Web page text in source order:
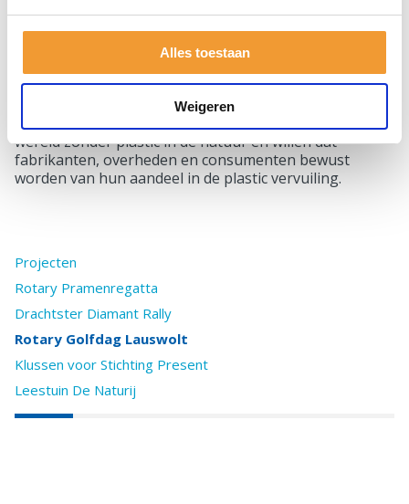
Alles toestaan
Weigeren
Rotary International heeft als belangrijk speerpunt het
tegengaan van de Plastic Soup. De genoemde vier
Friese Rotaryclubs willen dit concreet vormgeven door
het ondersteunen van een lokaal initiatief van de
organisatie Sterke Yerke. Deze organisatie (ANBI
instelling) vraagt op haar eigen wijze aandacht voor
het gebruik en de gevolgen van plastic. Wij wensen een
wereld zonder plastic in de natuur en willen dat
fabrikanten, overheden en consumenten bewust
worden van hun aandeel in de plastic vervuiling.
Projecten
Rotary Pramenregatta
Drachtster Diamant Rally
Rotary Golfdag Lauswolt
Klussen voor Stichting Present
Leestuin De Naturij